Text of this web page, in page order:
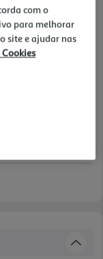
com o
para melhorar
site e ajudar nas